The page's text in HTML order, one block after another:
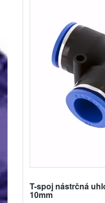
T-spoj nástrčná
10mm